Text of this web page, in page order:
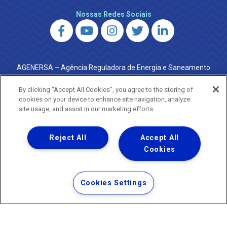
Nossas Redes Sociais
AGENERSA – Agência Reguladora de Energia e Saneamento
do Estado do Rio de Janeiro
0800 024 9040 · (21) 2332-6457 (WhatsApp) ·
ouvidoria@agenersa.rj.gov.br/ouvidoria.agenersa@gmail.com
·http://www.agenersa.rj.gov.br
Uma empresa
Copyright ® 2026 - Todos os Direitos Reservados.
Termos Gerais de Uso de Sites e Aplicativos
Política de Privacidade e Proteção de Dados
By clicking “Accept All Cookies”, you agree to the storing of
cookies on your device to enhance site navigation, analyze
site usage, and assist in our marketing efforts.
Accept All
Cookies
Reject All
Cookies Settings